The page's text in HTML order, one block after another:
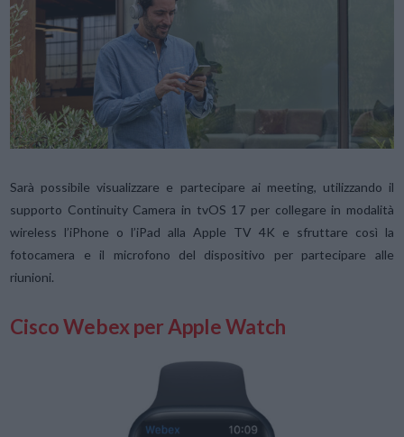
Sarà possibile visualizzare e partecipare ai meeting, utilizzando il
supporto Continuity Camera in tvOS 17 per collegare in modalità
wireless l’iPhone o l’iPad alla Apple TV 4K e sfruttare così la
fotocamera e il microfono del dispositivo per partecipare alle
riunioni.
Cisco Webex per Apple Watch